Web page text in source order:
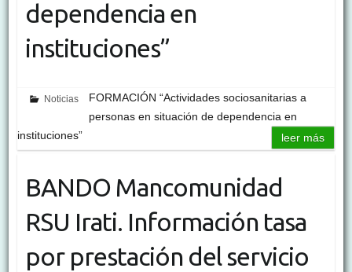
dependencia en
instituciones”
Noticias
FORMACIÓN “Actividades sociosanitarias a
personas en situación de dependencia en
instituciones”
leer más
BANDO Mancomunidad
RSU Irati. Información tasa
por prestación del servicio